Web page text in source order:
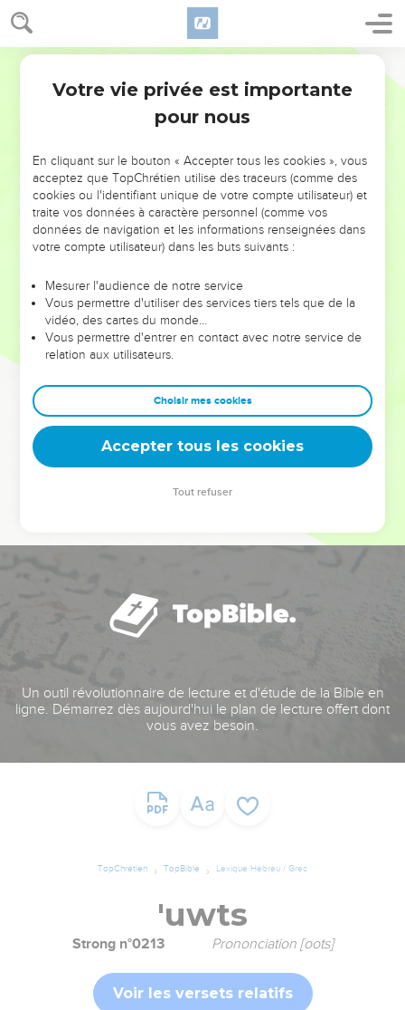
NE MANQUEZ PAS L’ÉVÉNEMENT
DE L’ANNÉE !
ET SI LEURS ERREURS POUVAIENT VOUS ÉVITER LES
VOTRES ?
leur foi ou leur vision. Mais on voit moins les doutes, les erreurs
et les saisons difficiles qu'ils ont traversés, alors même que ce
sont elles qui les ont façonnés.
Dans cette conférence, leaders, entrepreneurs, et responsables
clés pour avancer avec plus de sagesse afin que leurs erreurs
deviennent vos tremplins. Que vous guidiez un ministère, une
équipe, un groupe ou une famille, leur expérience est faite
Un outil révolutionnaire de lecture et d'étude de la Bible en
ligne. Démarrez dès aujourd'hui le plan de lecture offert dont
vous avez besoin.
TopChrétien TopBible Lexique Hébreu / Grec
'uwts
Strong n°0213 Prononciation [oots]
Voir les versets relatifs
Votre vie privée est importante
pour nous
En cliquant sur le bouton « Accepter tous les cookies », vous
acceptez que TopChrétien utilise des traceurs (comme des
cookies ou l'identifiant unique de votre compte utilisateur) et
traite vos données à caractère personnel (comme vos
données de navigation et les informations renseignées dans
votre compte utilisateur) dans les buts suivants :
Mesurer l'audience de notre service
Vous permettre d'utiliser des services tiers tels que de la
vidéo, des cartes du monde…
Vous permettre d'entrer en contact avec notre service de
relation aux utilisateurs.
Choisir mes cookies
Accepter tous les cookies
Tout refuser